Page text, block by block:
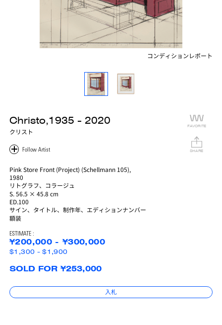
コンディションレポート
Christo,1935 - 2020
クリスト
Pink Store Front (Project) (Schellmann 105),
1980
リトグラフ、コラージュ
S. 56.5 × 45.8 cm
ED.100
サイン、タイトル、制作年、エディションナンバー
額装
FAVORITE
SHARE
ESTIMATE :
¥200,000 - ¥300,000
$1,300 - $1,900
SOLD FOR ¥253,000
入札